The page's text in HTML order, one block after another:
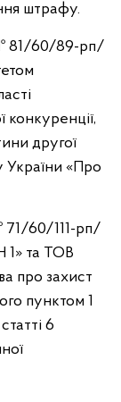
штрафу.
№ 81/60/89-рп/
конкуренції,
другої
України «Про
71/60/111-рп/
1» та ТОВ
про захист
пунктом 1
6